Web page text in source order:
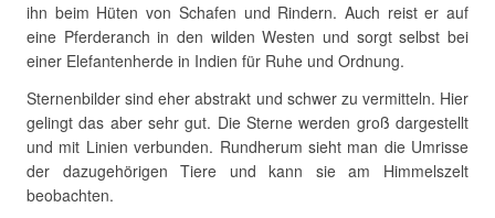
ihn beim Hüten von Schafen und Rindern. Auch reist er auf
eine Pferderanch in den wilden Westen und sorgt selbst bei
einer Elefantenherde in Indien für Ruhe und Ordnung.
Sternenbilder sind eher abstrakt und schwer zu vermitteln. Hier
gelingt das aber sehr gut. Die Sterne werden groß dargestellt
und mit Linien verbunden. Rundherum sieht man die Umrisse
der dazugehörigen Tiere und kann sie am Himmelszelt
beobachten.